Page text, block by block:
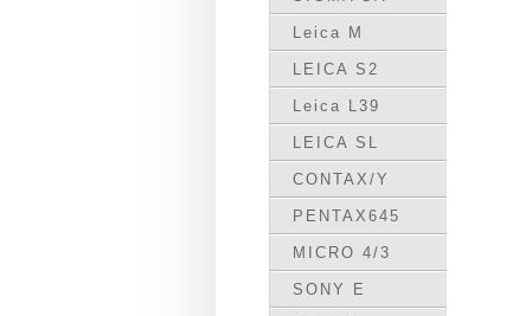
Leica M
LEICA S2
Leica L39
LEICA SL
CONTAX/Y
PENTAX645
MICRO 4/3
SONY E